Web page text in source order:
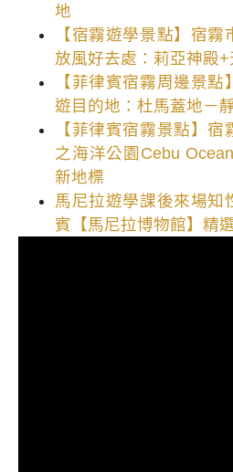
地
【宿霧遊學景點】宿
放風好去處：莉亞神殿+
【菲律賓宿霧周邊景
遊目的地：杜馬蓋地－
【菲律賓宿霧景點】
之海洋公園Cebu
新地標
馬尼拉遊學課後來場知
賓【馬尼拉博物館】精